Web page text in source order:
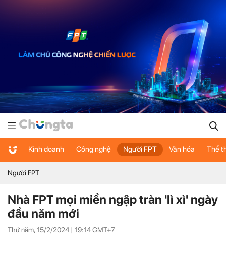
Kinh doanh Công nghệ Người FPT Văn hóa Thể
Người FPT
Nhà FPT mọi miền ngập tràn 'lì xì' ngày
đầu năm mới
Thứ năm, 15/2/2024 | 19:14GMT+7